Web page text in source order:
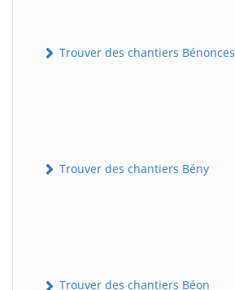
Trouver des chantiers Bénonces
Trouver des chantiers Bény
Trouver des chantiers Béon